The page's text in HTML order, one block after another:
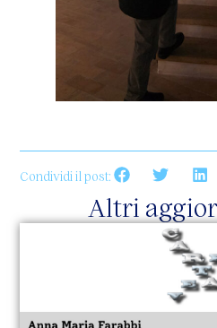
Condividi il post:
Altri